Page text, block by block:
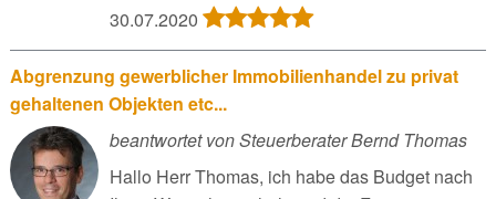
30.07.2020
Abgrenzung gewerblicher Immobilienhandel zu privat
gehaltenen Objekten etc...
beantwortet von Steuerberater Bernd Thomas
Hallo Herr Thomas, ich habe das Budget nach